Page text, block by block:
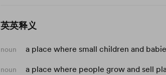
英英释义
noun a place where small children and
noun a place where people grow and sell